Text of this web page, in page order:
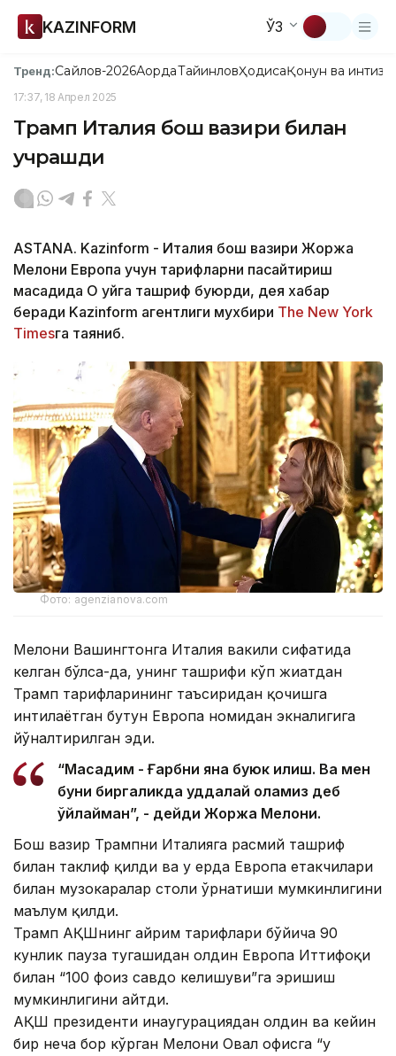
KAZINFORM ЎЗ
Тренд:Сайлов-2026АқордаТайинловҲодисаҚонун ва
17:37, 18 Апрел 2025
Трамп Италия бош вазири билан
учрашди
ASTANA. Kazinform - Италия бош вазири Жоржа
Мелони Европа учун тарифларни пасайтириш
мақсадида Оқ уйга ташриф буюрди, дея хабар
беради Kazinform агентлиги мухбири The New York
Timesга таяниб.
Фото: agenzianova.com
Мелони Вашингтонга Италия вакили сифатида
келган бўлса-да, унинг ташрифи кўп жиҳатдан
Трамп тарифларининг таъсиридан қочишга
интилаётган бутун Европа номидан экналигига
йўналтирилган эди.
“Мақсадим - Ғарбни яна буюк қилиш. Ва мен
буни биргаликда уддалай оламиз деб
ўйлайман”, - дейди Жоржа Мелони.
Бош вазир Трампни Италияга расмий ташриф
билан таклиф қилди ва у ерда Европа етакчилари
билан музокаралар столи ўрнатиши мумкинлигини
маълум қилди.
Трамп АҚШнинг айрим тарифлари бўйича 90
кунлик пауза тугашидан олдин Европа Иттифоқи
билан “100 фоиз савдо келишуви”га эришиш
мумкинлигини айтди.
АҚШ президенти инаугурациядан олдин ва кейин
бир неча бор кўрган Мелони Овал офисга “у